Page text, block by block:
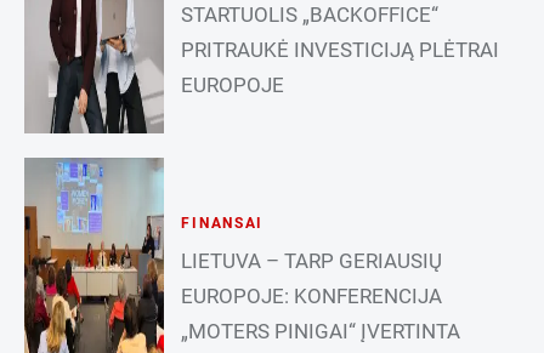
STARTUOLIS „BACKOFFICE“
PRITRAUKĖ INVESTICIJĄ PLĖTRAI
EUROPOJE
FINANSAI
LIETUVA – TARP GERIAUSIŲ
EUROPOJE: KONFERENCIJA
„MOTERS PINIGAI“ ĮVERTINTA